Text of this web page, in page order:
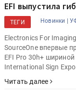
EFI выпустила
ТЕГИ Новинки |
Electronics For
SourceOne впервые
EFI Pro 30h+
International Sign
Читать далее